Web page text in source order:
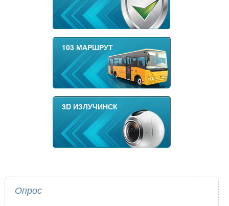
103 МАРШРУТ
3D ИЗЛУЧИНСК
Опрос